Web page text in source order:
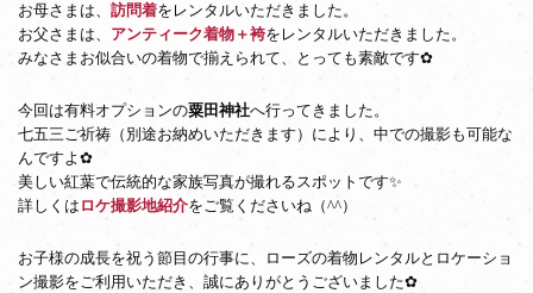
お母さまは、 訪問着をレンタルいただきました。
お父さまは、 アンティーク着物＋袴をレンタルいただきました。
みなさまお似合いの着物で揃えられて、とっても素敵です✿
今回は有料オプションの粟田神社へ行ってきました。
七五三ご祈祷（別途お納めいただきます）により、中での撮影も可能な
んですよ✿
美しい紅葉で伝統的な家族写真が撮れるスポットです✨
詳しくは ロケ撮影地紹介をご覧くださいね（^^）
お子様の成長を祝う節目の行事に、ローズの着物レンタルとロケーショ
ン撮影をご利用いただき、誠にありがとうございました✿